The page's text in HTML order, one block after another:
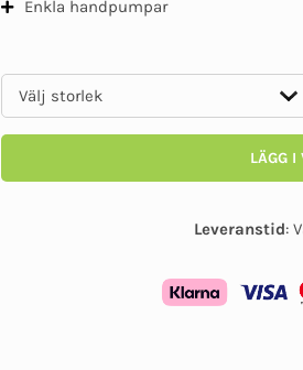
Enkla handpumpar
LÄGG I
Leveranstid: